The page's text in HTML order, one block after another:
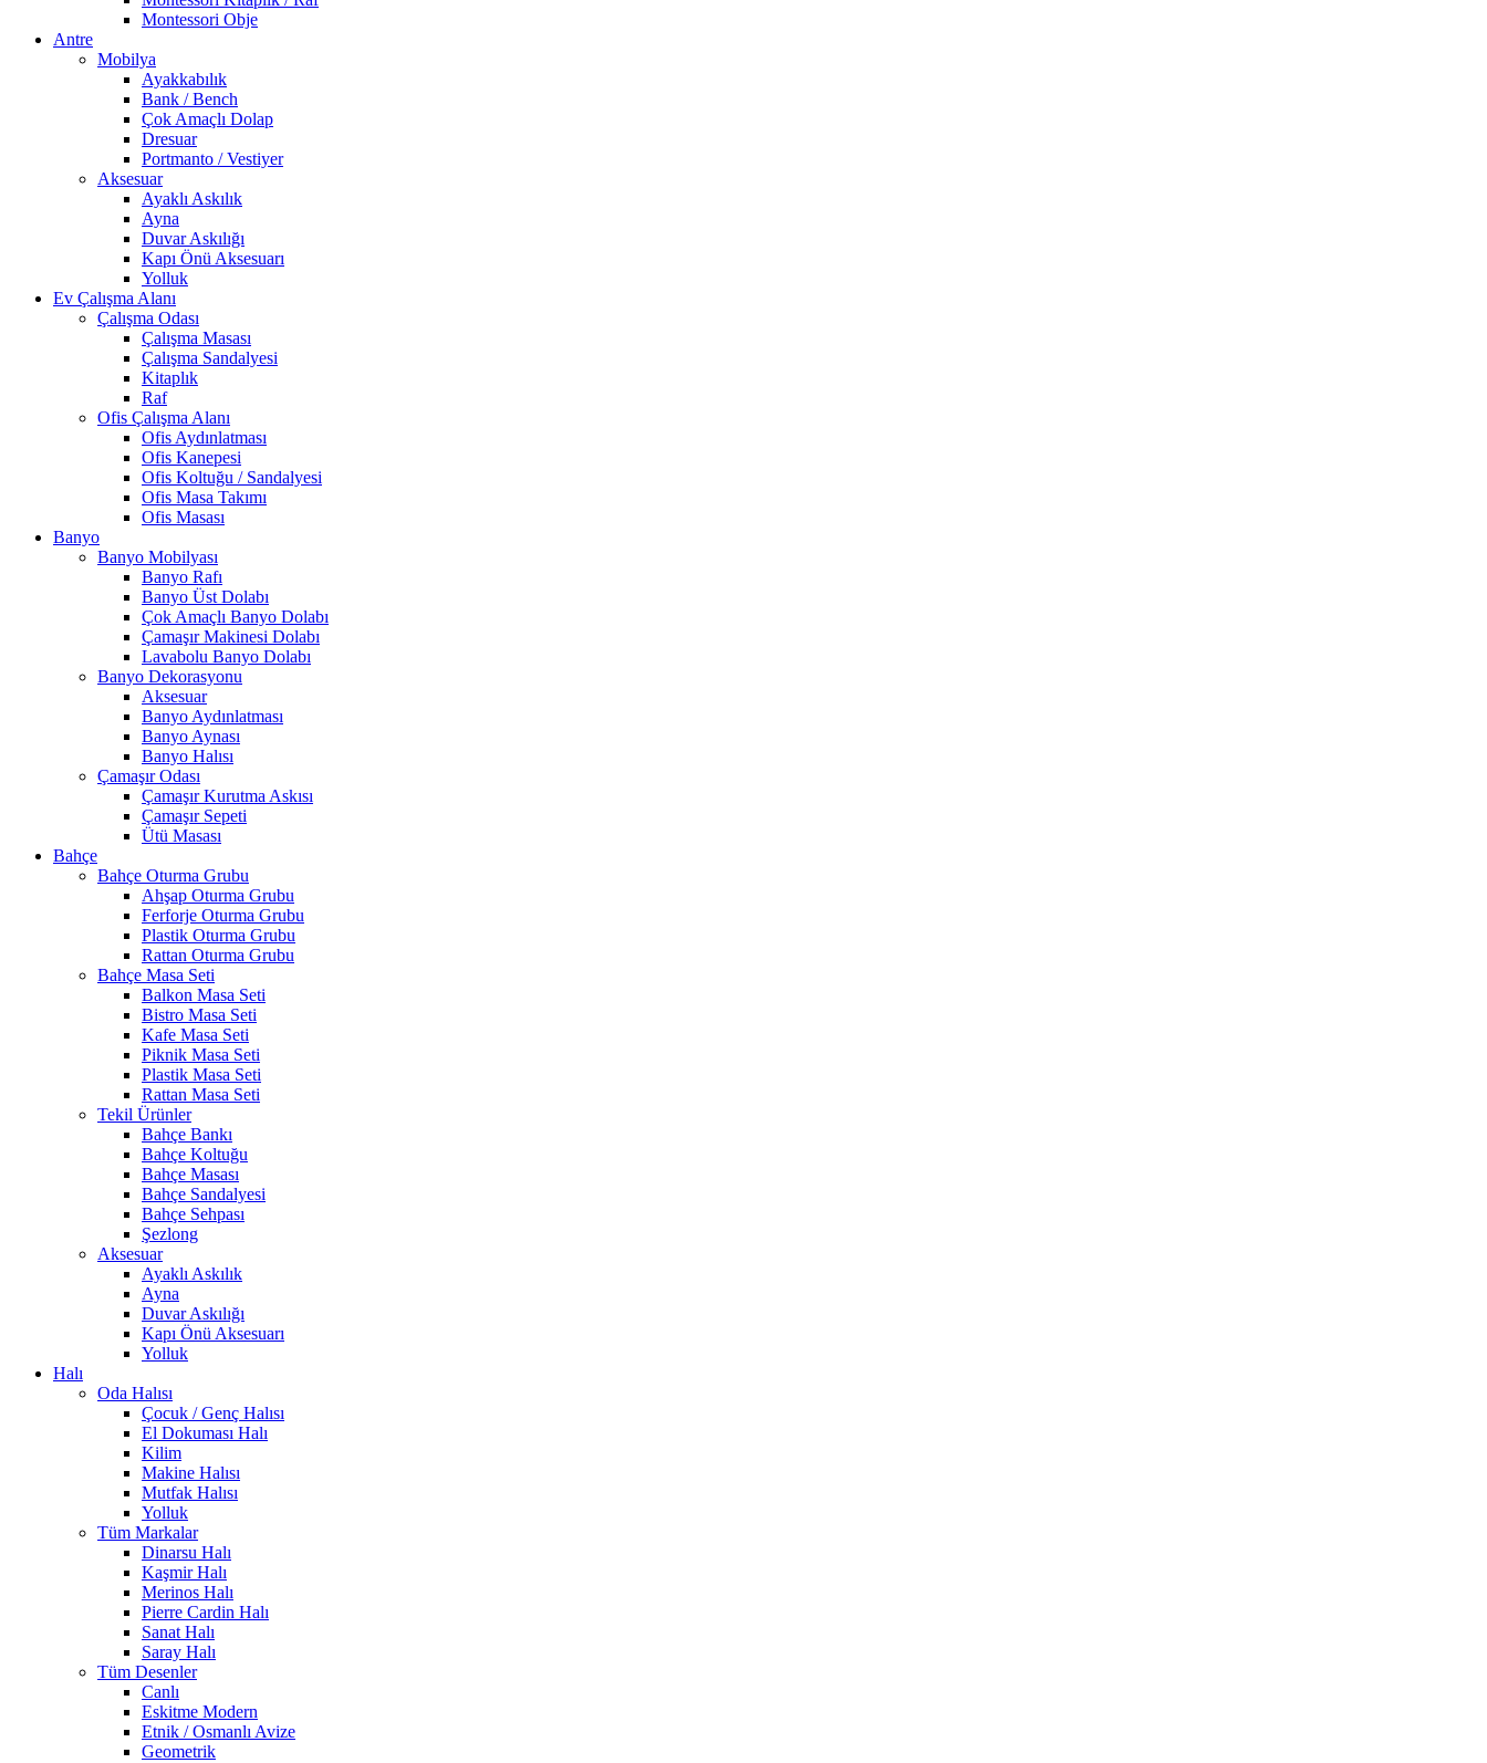
Montessori Obje
Antre
Mobilya
Ayakkabılık
Bank / Bench
Çok Amaçlı Dolap
Dresuar
Portmanto / Vestiyer
Aksesuar
Ayaklı Askılık
Ayna
Duvar Askılığı
Kapı Önü Aksesuarı
Yolluk
Ev Çalışma Alanı
Çalışma Odası
Çalışma Masası
Çalışma Sandalyesi
Kitaplık
Raf
Ofis Çalışma Alanı
Ofis Aydınlatması
Ofis Kanepesi
Ofis Koltuğu / Sandalyesi
Ofis Masa Takımı
Ofis Masası
Banyo
Banyo Mobilyası
Banyo Rafı
Banyo Üst Dolabı
Çok Amaçlı Banyo Dolabı
Çamaşır Makinesi Dolabı
Lavabolu Banyo Dolabı
Banyo Dekorasyonu
Aksesuar
Banyo Aydınlatması
Banyo Aynası
Banyo Halısı
Çamaşır Odası
Çamaşır Kurutma Askısı
Çamaşır Sepeti
Ütü Masası
Bahçe
Bahçe Oturma Grubu
Ahşap Oturma Grubu
Ferforje Oturma Grubu
Plastik Oturma Grubu
Rattan Oturma Grubu
Bahçe Masa Seti
Balkon Masa Seti
Bistro Masa Seti
Kafe Masa Seti
Piknik Masa Seti
Plastik Masa Seti
Rattan Masa Seti
Tekil Ürünler
Bahçe Bankı
Bahçe Koltuğu
Bahçe Masası
Bahçe Sandalyesi
Bahçe Sehpası
Şezlong
Aksesuar
Ayaklı Askılık
Ayna
Duvar Askılığı
Kapı Önü Aksesuarı
Yolluk
Halı
Oda Halısı
Çocuk / Genç Halısı
El Dokuması Halı
Kilim
Makine Halısı
Mutfak Halısı
Yolluk
Tüm Markalar
Dinarsu Halı
Kaşmir Halı
Merinos Halı
Pierre Cardin Halı
Sanat Halı
Saray Halı
Tüm Desenler
Canlı
Eskitme Modern
Etnik / Osmanlı Avize
Geometrik